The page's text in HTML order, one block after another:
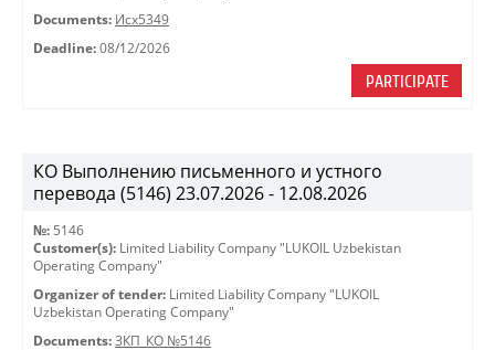
Documents: Исх5349
Deadline: 08/12/2026
PARTICIPATE
КО Выполнению письменного и устного
перевода (5146) 23.07.2026 - 12.08.2026
№: 5146
Customer(s): Limited Liability Company "LUKOIL Uzbekistan
Operating Company"
Organizer of tender: Limited Liability Company "LUKOIL
Uzbekistan Operating Company"
Documents: ЗКП_КО №5146